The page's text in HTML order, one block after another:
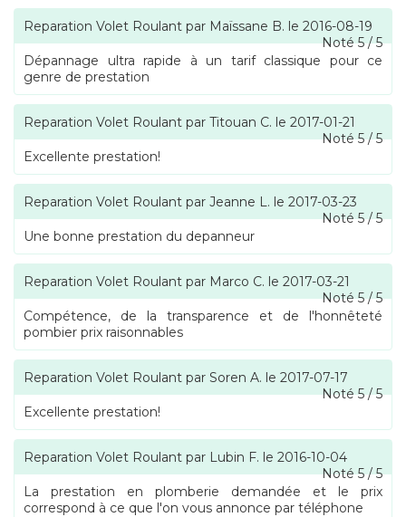
Reparation Volet Roulant par Maïssane B. le 2016-08-19
Noté5/5
Dépannage ultra rapide à un tarif classique pour ce
genre de prestation
Reparation Volet Roulant par Titouan C. le 2017-01-21
Noté5/5
Excellente prestation!
Reparation Volet Roulant par Jeanne L. le 2017-03-23
Noté5/5
Une bonne prestation du depanneur
Reparation Volet Roulant par Marco C. le 2017-03-21
Noté5/5
Compétence, de la transparence et de l'honnêteté
pombier prix raisonnables
Reparation Volet Roulant par Soren A. le 2017-07-17
Noté5/5
Excellente prestation!
Reparation Volet Roulant par Lubin F. le 2016-10-04
Noté5/5
La prestation en plomberie demandée et le prix
correspond à ce que l'on vous annonce par téléphone